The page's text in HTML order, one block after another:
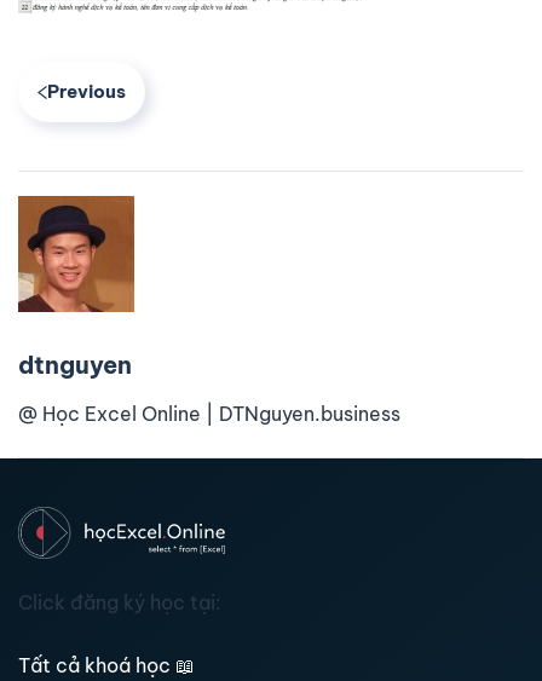
Previous
dtnguyen
@ Học Excel Online | DTNguyen.business
Click đăng ký học tại:
Tất cả khoá học 📖